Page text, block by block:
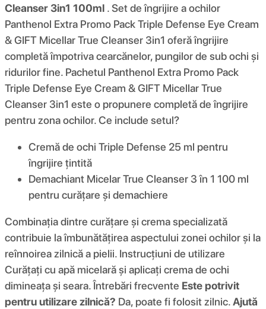
Cleanser 3in1 100ml . Set de îngrijire a ochilor
Panthenol Extra Promo Pack Triple Defense Eye Cream
& GIFT Micellar True Cleanser 3in1 oferă îngrijire
completă împotriva cearcănelor, pungilor de sub ochi și
ridurilor fine. Pachetul Panthenol Extra Promo Pack
Triple Defense Eye Cream & GIFT Micellar True
Cleanser 3in1 este o propunere completă de îngrijire
pentru zona ochilor. Ce include setul?
Cremă de ochi Triple Defense 25 ml pentru
îngrijire țintită
Demachiant Micelar True Cleanser 3 în 1 100 ml
pentru curățare și demachiere
Combinația dintre curățare și crema specializată
contribuie la îmbunătățirea aspectului zonei ochilor și la
reînnoirea zilnică a pielii. Instrucțiuni de utilizare
Curățați cu apă micelară și aplicați crema de ochi
dimineața și seara. Întrebări frecvente Este potrivit
pentru utilizare zilnică? Da, poate fi folosit zilnic.Ajută